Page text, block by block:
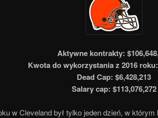
Aktywne kontrakty:
Kwota do wykorzystania z 2016 roku:
Dead Cap: $6,428,213
Salary cap: $113,076,272
w Cleveland był tylko jeden dzień, w